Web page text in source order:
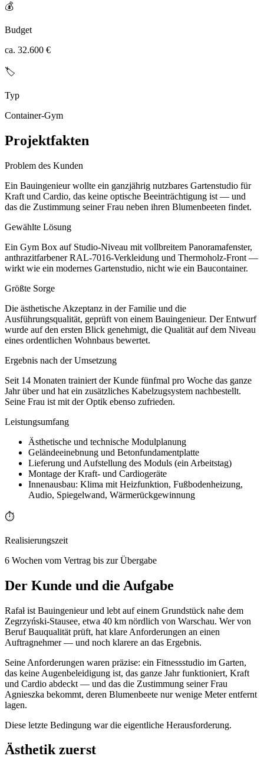
💰
Budget
ca. 32.600 €
🏷️
Typ
Container-Gym
Projektfakten
Problem des Kunden
Ein Bauingenieur wollte ein ganzjährig nutzbares Gartenstudio für
Kraft und Cardio, das keine optische Beeinträchtigung ist — und
das die Zustimmung seiner Frau neben ihren Blumenbeeten findet.
Gewählte Lösung
Ein Gym Box auf Studio-Niveau mit vollbreitem Panoramafenster,
anthrazitfarbener RAL-7016-Verkleidung und Thermoholz-Front —
wirkt wie ein modernes Gartenstudio, nicht wie ein Baucontainer.
Größte Sorge
Die ästhetische Akzeptanz in der Familie und die
Ausführungsqualität, geprüft von einem Bauingenieur. Der Entwurf
wurde auf den ersten Blick genehmigt, die Qualität auf dem Niveau
eines ordentlichen Wohnbaus bewertet.
Ergebnis nach der Umsetzung
Seit 14 Monaten trainiert der Kunde fünfmal pro Woche das ganze
Jahr über und hat ein zusätzliches Kabelzugsystem nachbestellt.
Seine Frau ist mit der Optik ebenso zufrieden.
Leistungsumfang
Ästhetische und technische Modulplanung
Geländeeinebnung und Betonfundamentplatte
Lieferung und Aufstellung des Moduls (ein Arbeitstag)
Montage der Kraft- und Cardiogeräte
Innenausbau: Klima mit Heizfunktion, Fußbodenheizung,
Audio, Spiegelwand, Wärmerückgewinnung
⏱️
Realisierungszeit
6 Wochen vom Vertrag bis zur Übergabe
Der Kunde und die Aufgabe
Rafał ist Bauingenieur und lebt auf einem Grundstück nahe dem
Zegrzyński-Stausee, etwa 40 km nördlich von Warschau. Wer von
Beruf Bauqualität prüft, hat klare Anforderungen an einen
Auftragnehmer — und noch klarere an das Ergebnis.
Seine Anforderungen waren präzise: ein Fitnessstudio im Garten,
das keine Augenbeleidigung ist, das ganze Jahr funktioniert, Kraft
und Cardio abdeckt — und das die Zustimmung seiner Frau
Agnieszka bekommt, deren Blumenbeete nur wenige Meter entfernt
lagen.
Diese letzte Bedingung war die eigentliche Herausforderung.
Ästhetik zuerst